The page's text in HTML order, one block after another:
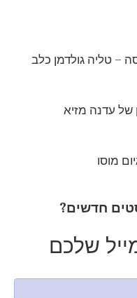
– טליה גולדמן כלב
של עדנה מזיא
מוסו
חדשים
שלכם